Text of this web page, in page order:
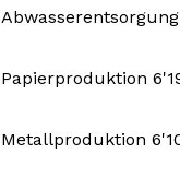
Papierproduktion
Metallproduktion